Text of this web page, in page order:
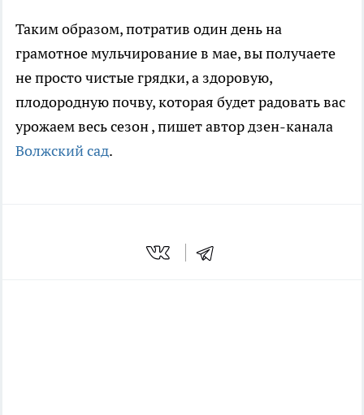
Таким образом, потратив один день на
грамотное мульчирование в мае, вы получаете
не просто чистые грядки, а здоровую,
плодородную почву, которая будет радовать вас
урожаем весь сезон, пишет автор дзен-канала
Волжский сад.